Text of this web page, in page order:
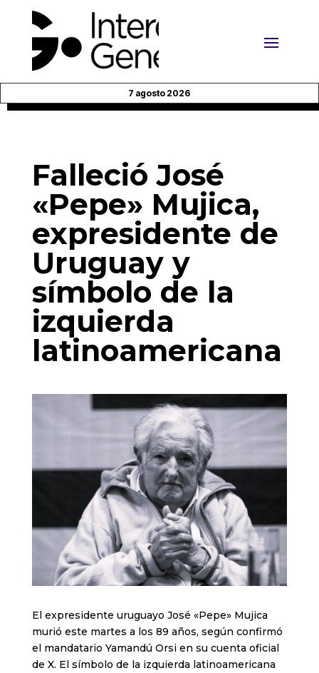
7 agosto 2026
Falleció José
«Pepe» Mujica,
expresidente de
Uruguay y
símbolo de la
izquierda
latinoamericana
El expresidente uruguayo José «Pepe» Mujica
murió este martes a los 89 años, según confirmó
el mandatario Yamandú Orsi en su cuenta oficial
de X. El símbolo de la izquierda latinoamericana